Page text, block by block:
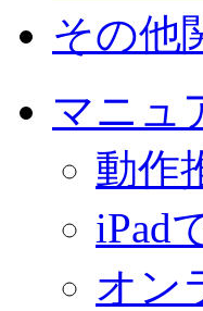
その他
マニュ
動作
iPad
オン